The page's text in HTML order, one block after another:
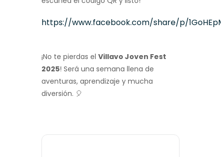
https://www.facebook.com/share/p/
¡No te pierdas el Villavo Joven Fest
2025! Será una semana llena de
aventuras, aprendizaje y mucha
diversión. 🎈